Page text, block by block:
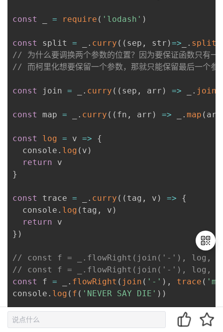
const = require ( 'lodash' )
const split = . curry ( ( sep , str )=> . split
// 为什么要调换两个参数的位置？因为要保证函数只有一
// 而柯里化想要保留一个参数，那就只能保留最后一个
const join = . curry ( ( sep , arr ) => . join
const map = . curry ( ( fn , arr ) => . map ( arr
const log = v =>
{
  console
. log ( v )
return
}
const trace = . curry ( ( tag , v ) =>
{
  console
. log ( tag , v )
return
} )
// const f = _.flowRight(join('-'), log,
// const f = _.flowRight(join('-'), log,
const
f = . flowRight ( join ( '-' ) , trace (
console . log ( f ( 'NEVER SAY DIE' ) )